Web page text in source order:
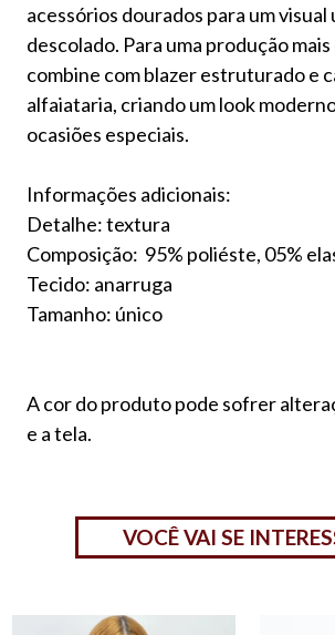
acessórios dourados para um visual
descolado. Para uma produção
combine com blazer estruturado e
alfaiataria, criando um look
ocasiões especiais.
Informações adicionais:
Detalhe: textura
Composição: 95% poliéste, 05%
Tecido: anarruga
Tamanho: único
A cor do produto pode sofrer
e a tela.
VOCÊ VAI SE